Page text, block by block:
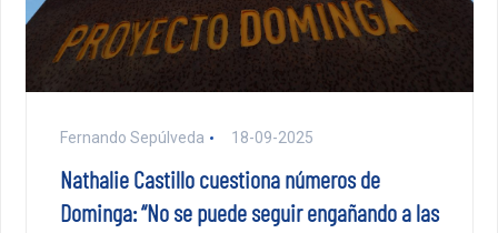
Fernando Sepúlveda 18-09-2025
Nathalie Castillo cuestiona números de
Dominga: “No se puede seguir engañando a las